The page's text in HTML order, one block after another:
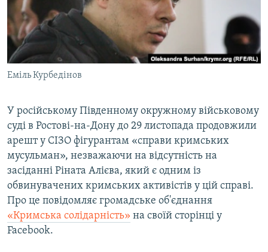
ВІДЕОУРОКИ «ELIFBE»
СВІДЧЕННЯ ОКУПАЦІЇ
УКРАЇНСЬКА ПРОБЛЕМА КРИМУ
ІНФОГРАФІКА
Русский
Qırımtatar
ДОЛУЧАЙСЯ!
Усі сайти RFE/RL
Еміль Курбедінов
У російському Південному окружному військовому
суді в Ростові-на-Дону до 29 листопада продовжили
арешт у СІЗО фігурантам «справи кримських
мусульман», незважаючи на відсутність на
засіданні Ріната Алієва, який є одним із
обвинувачених кримських активістів у цій справі.
Про це повідомляє громадське об'єднання
«Кримська солідарність» на своїй сторінці у
Facebook.